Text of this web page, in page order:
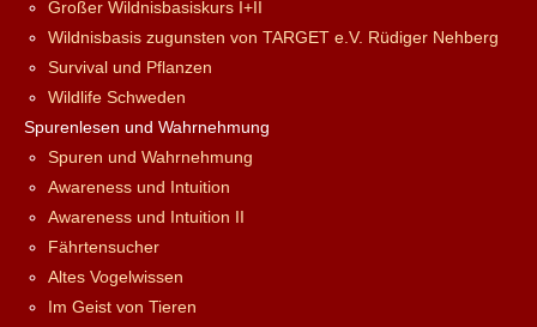
Großer Wildnisbasiskurs I+II
Wildnisbasis zugunsten von TARGET e.V. Rüdiger Nehberg
Survival und Pflanzen
Wildlife Schweden
Spurenlesen und Wahrnehmung
Spuren und Wahrnehmung
Awareness und Intuition
Awareness und Intuition II
Fährtensucher
Altes Vogelwissen
Im Geist von Tieren